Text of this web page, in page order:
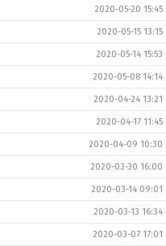
2020-05-20 15:45
2020-05-15 13:15
2020-05-14 15:53
2020-05-08 14:14
2020-04-24 13:21
2020-04-17 11:45
2020-04-09 10:30
2020-03-30 16:00
2020-03-14 09:01
2020-03-13 16:34
2020-03-07 17:01